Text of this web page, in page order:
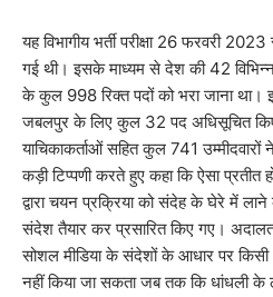
​यह विभागीय भर्ती परीक्षा 26 फरवरी
गई थी। इसके माध्यम से देश की 42
के कुल 998 रिक्त पदों को भरा जाना था।
जबलपुर के लिए कुल 32 पद अधिसूचित
याचिकाकर्ताओं सहित कुल 741 उम्मीदवारों
कड़ी टिप्पणी करते हुए कहा कि ऐसा
द्वारा चयन प्रक्रिया को संदेह के घेरे में
संदेश तैयार कर प्रसारित किए गए।
सोशल मीडिया के संदेशों के आधार पर किसी
नहीं किया जा सकता जब तक कि धांधली के